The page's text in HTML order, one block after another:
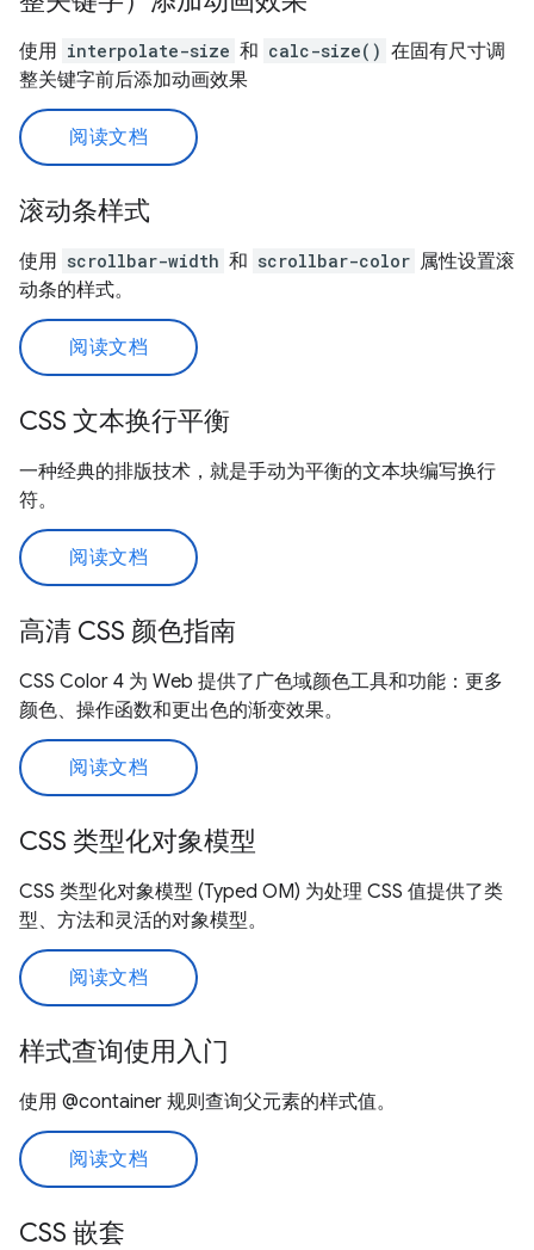
使用 interpolate-size 和 calc-size() 在固有尺寸调
整关键字前后添加动画效果
阅读文档
滚动条样式
使用 scrollbar-width 和 scrollbar-color 属性设置滚
动条的样式。
阅读文档
CSS 文本换行平衡
一种经典的排版技术，就是手动为平衡的文本块编写换行
符。
阅读文档
高清 CSS 颜色指南
CSS Color 4 为 Web 提供了广色域颜色工具和功能：更多
颜色、操作函数和更出色的渐变效果。
阅读文档
CSS 类型化对象模型
CSS 类型化对象模型 (Typed OM) 为处理 CSS 值提供了类
型、方法和灵活的对象模型。
阅读文档
样式查询使用入门
使用 @container 规则查询父元素的样式值。
阅读文档
CSS 嵌套